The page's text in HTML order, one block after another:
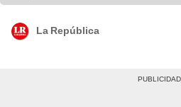
República
La República